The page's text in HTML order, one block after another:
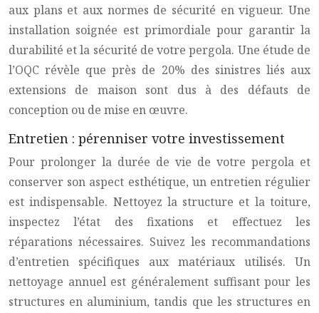
aux plans et aux normes de sécurité en vigueur. Une
installation soignée est primordiale pour garantir la
durabilité et la sécurité de votre pergola. Une étude de
l’OQC révèle que près de 20% des sinistres liés aux
extensions de maison sont dus à des défauts de
conception ou de mise en œuvre.
Entretien : pérenniser votre investissement
Pour prolonger la durée de vie de votre pergola et
conserver son aspect esthétique, un entretien régulier
est indispensable. Nettoyez la structure et la toiture,
inspectez l’état des fixations et effectuez les
réparations nécessaires. Suivez les recommandations
d’entretien spécifiques aux matériaux utilisés. Un
nettoyage annuel est généralement suffisant pour les
structures en aluminium, tandis que les structures en